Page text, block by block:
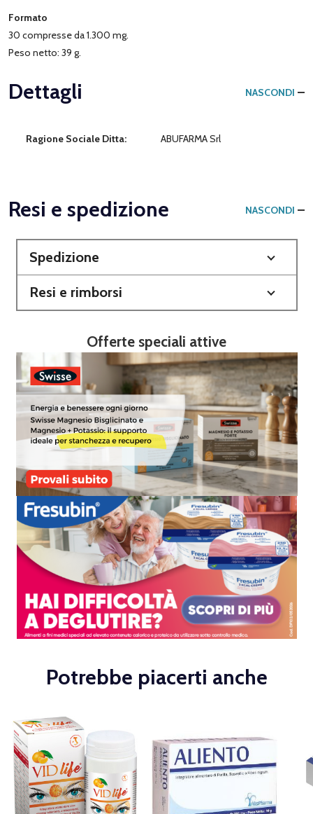
Formato
30 compresse da 1.300 mg.
Peso netto: 39 g.
Dettagli NASCONDI
Ragione Sociale Ditta: ABUFARMA Srl
Resi e spedizione NASCONDI
Spedizione
Resi e rimborsi
Offerte speciali attive
Potrebbe piacerti anche